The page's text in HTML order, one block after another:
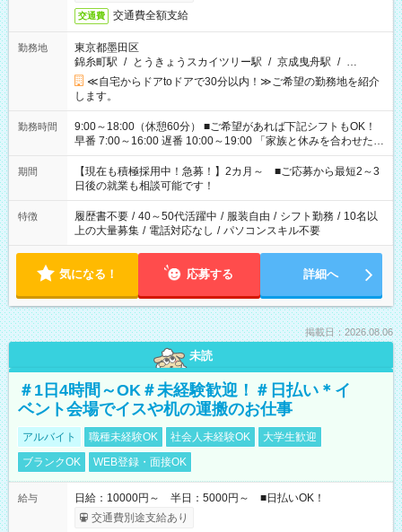
交通費 交通費全額支給
勤務地
東京都墨田区
錦糸町駅 / とうきょうスカイツリー駅 / 京成曳舟駅 / …
≪自宅からドアtoドアで30分以内！≫ご希望の勤務地を紹介
します。
勤務時間
9:00～18:00（休憩60分） ■ご希望があれば下記シフトもOK！
早番 7:00～16:00 遅番 10:00～19:00 「家族と休みを合わせた
い」 「余裕を持って夕飯の準備がしたい」 「できれば残業はし
たくない」 など、ご希望を教えてくださいね。 ※Wワーク希望
の方へ 今ご覧のお仕事で希望する勤務時間と、もう1つのお仕事
の勤務時間。 合計で週40時間を超える場合は応募できません。
期間
【現在も積極採用中！急募！】2カ月～ ■ご応募から最短2～3
日後の就業も相談可能です！
特徴 履歴書不要 / 40～50代活躍中 / 服装自由 / シフト勤務 / 10名以
上の大量募集 / 電話対応なし / パソコンスキル不要
気になる！ 応募する 詳細へ
掲載日：2026.08.06
未読
＃1日4時間～OK＃未経験歓迎！＃日払い＊イ
ベント会場でイスや机の運搬のお仕事
アルバイト 職種未経験OK 社会人未経験OK
大学生歓迎
ブランクOK
WEB登録・面接OK
給与
日給：10000円～ 半日：5000円～ ■日払いOK！
交通費別途支給あり